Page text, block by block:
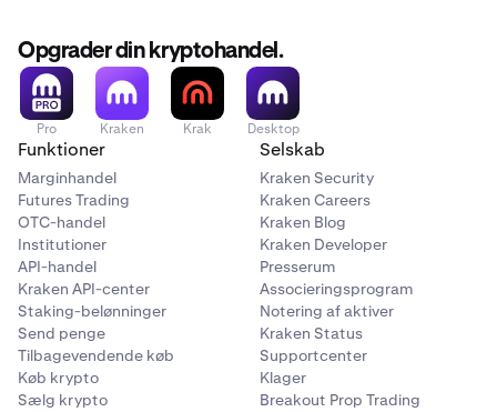
indsender, ikke er i overensstemmelse med disse
konventioner, vil ordren blive udført øjeblikkeligt som en
markedsordre.
Hvis dine markedsordrer bliver annulleret, skal du
kontrollere ordredetaljerne. Ordren kan være annulleret
på grund af vores funktion for markedsprisbeskyttelse.
Opgrader din kryptohandel.
Pro Kraken Krak Desktop
Funktioner
Marginhandel
Futures Trading
OTC-handel
Institutioner
API-handel
Kraken API-center
Staking-belønninger
Send penge
Tilbagevendende køb
Køb krypto
Sælg krypto
Selskab
Kraken Security
Kraken Careers
Kraken Blog
Kraken Developer
Presserum
Associeringsprogram
Notering af aktiver
Kraken Status
Supportcenter
Klager
Breakout Prop Trading